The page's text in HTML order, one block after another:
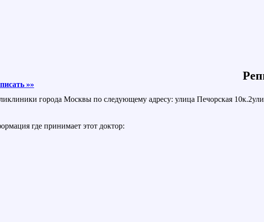
»»
города Москвы по следующему адресу: улица Печорская
где принимает этот доктор: